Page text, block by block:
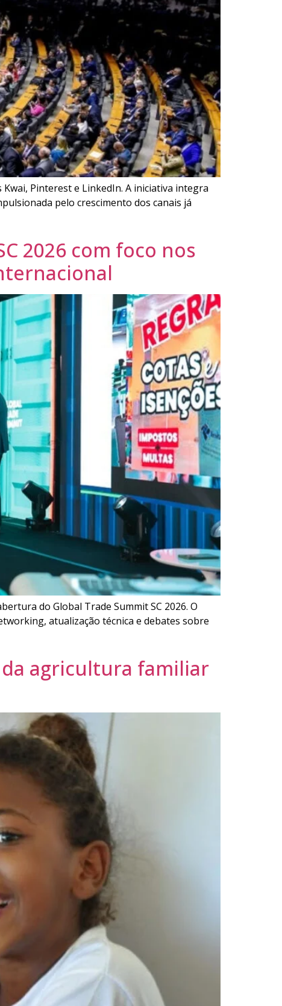
Pinterest e LinkedIn. A iniciativa integra
pelo crescimento dos canais já
2026 com foco nos
do Global Trade Summit SC 2026. O
atualização técnica e debates sobre
agricultura familiar